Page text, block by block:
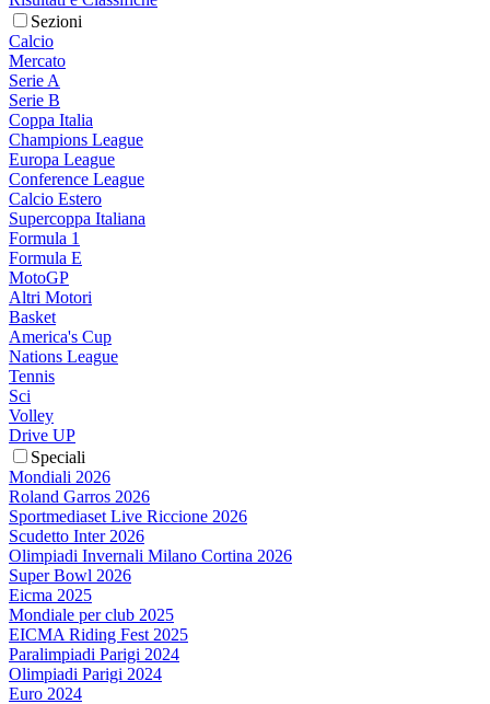
Sezioni
Calcio
Mercato
Serie A
Serie B
Coppa Italia
Champions League
Europa League
Conference League
Calcio Estero
Supercoppa Italiana
Formula 1
Formula E
MotoGP
Altri Motori
Basket
America's Cup
Nations League
Tennis
Sci
Volley
Drive UP
Speciali
Mondiali 2026
Roland Garros 2026
Sportmediaset Live Riccione 2026
Scudetto Inter 2026
Olimpiadi Invernali Milano Cortina 2026
Super Bowl 2026
Eicma 2025
Mondiale per club 2025
EICMA Riding Fest 2025
Paralimpiadi Parigi 2024
Olimpiadi Parigi 2024
Euro 2024